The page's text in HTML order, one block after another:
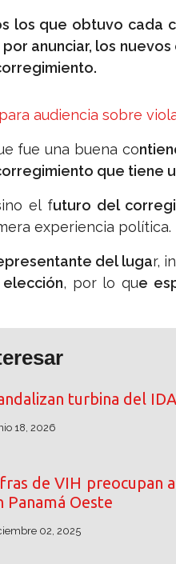
los que obtuvo cada
anunciar, los
audiencia sobre
fue una buena co
que tiene
ino el futuro del
experiencia política.
del lugar,
elección, por lo que
turbina del
18, 2026
de VIH preocupan
Panamá Oeste
02, 2025